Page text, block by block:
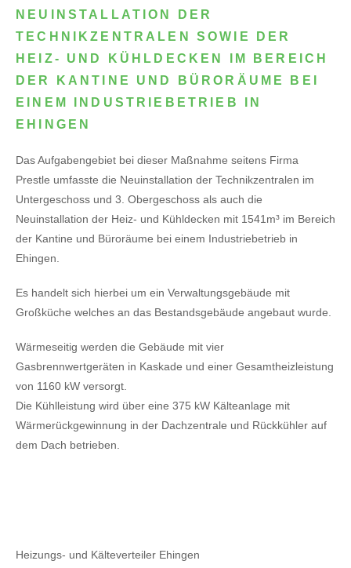
NEUINSTALLATION DER
TECHNIKZENTRALEN SOWIE DER
HEIZ- UND KÜHLDECKEN IM BEREICH
DER KANTINE UND BÜRORÄUME BEI
EINEM INDUSTRIEBETRIEB IN
EHINGEN
Das Aufgabengebiet bei dieser Maßnahme seitens Firma
Prestle umfasste die Neuinstallation der Technikzentralen im
Untergeschoss und 3. Obergeschoss als auch die
Neuinstallation der Heiz- und Kühldecken mit 1541m³ im Bereich
der Kantine und Büroräume bei einem Industriebetrieb in
Ehingen.
Es handelt sich hierbei um ein Verwaltungsgebäude mit
Großküche welches an das Bestandsgebäude angebaut wurde.
Wärmeseitig werden die Gebäude mit vier
Gasbrennwertgeräten in Kaskade und einer Gesamtheizleistung
von 1160 kW versorgt.
Die Kühlleistung wird über eine 375 kW Kälteanlage mit
Wärmerückgewinnung in der Dachzentrale und Rückkühler auf
dem Dach betrieben.
Heizungs- und Kälteverteiler Ehingen